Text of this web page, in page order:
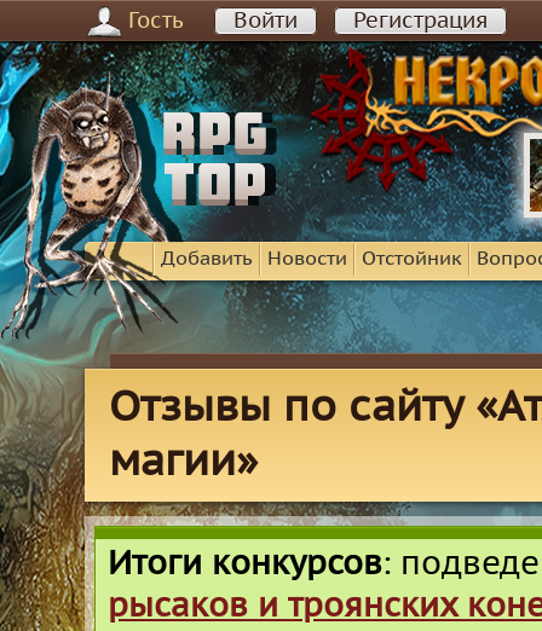
Гость Войти Регистрация
Добавить Новости Отстойник
Отзывы по сайту
магии»
Итоги конкурсов:
рысаков и троянских